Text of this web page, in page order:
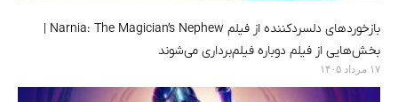
بازخوردهای دلسردکننده از فیلم Narnia: The Magician’s Nephew |
بخش‌هایی از فیلم دوباره فیلم‌برداری می‌شوند
۱۷ مرداد ۱۴۰۵